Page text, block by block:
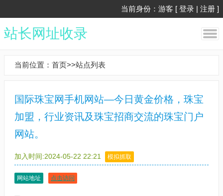
当前身份：游客 [ 登录 | 注册 ]
站长网址收录
当前位置： 首页>>站点列表
国际珠宝网手机网站—今日黄金价格，珠宝
加盟，行业资讯及珠宝招商交流的珠宝门户
网站。
加入时间:2024-05-22 22:21 模拟抓取
网站地址 点击访问